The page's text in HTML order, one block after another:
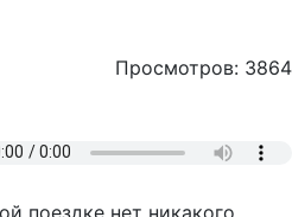
Просмотров: 3864
поездке нет никакого